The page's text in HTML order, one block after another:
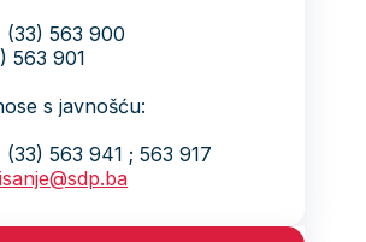
(33) 563 900
563 901
s javnošću:
563 941 ; 563 917